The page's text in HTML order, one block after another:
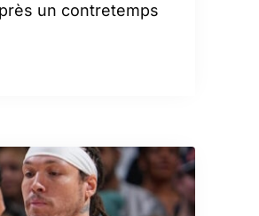
un contretemps